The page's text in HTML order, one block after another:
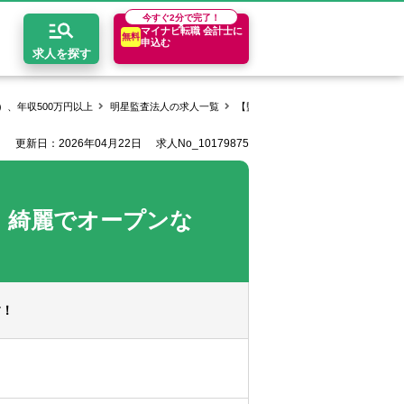
求人を探す
今すぐ2分で完了！
無料
マイナビ転職 会計士に
申込む
求人とは？
コンテンツ
の転職Q&A キャリア診断
会計事務所・税理士法人
エリア別求人情報
関西
、年収500万円以上 明星監査法人の求人一覧 【監査・コンサルティングスタッ
更新日：2026年04月22日 求人No_10179875
麗でオープンな